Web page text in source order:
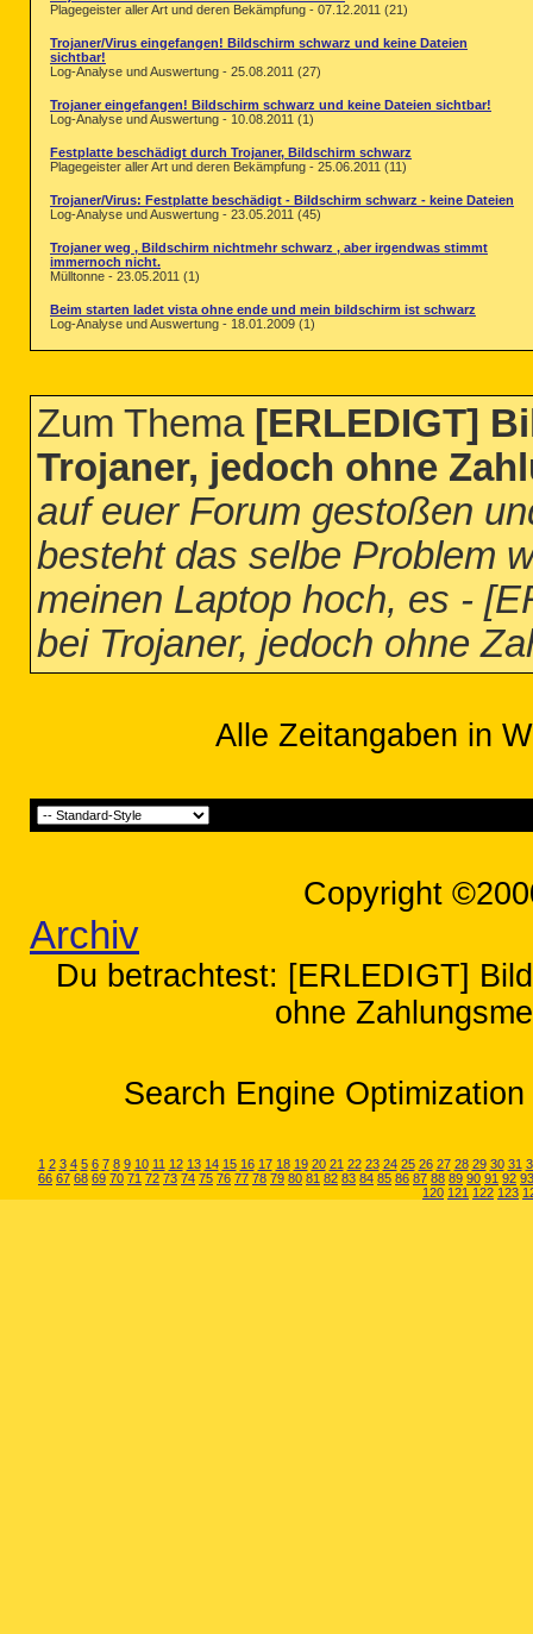
Plagegeister aller Art und deren Bekämpfung - 07.12.2011 (21)
Trojaner/Virus eingefangen! Bildschirm schwarz und keine Dateien
sichtbar!
Log-Analyse und Auswertung - 25.08.2011 (27)
Trojaner eingefangen! Bildschirm schwarz und keine Dateien sichtbar!
Log-Analyse und Auswertung - 10.08.2011 (1)
Festplatte beschädigt durch Trojaner, Bildschirm schwarz
Plagegeister aller Art und deren Bekämpfung - 25.06.2011 (11)
Trojaner/Virus: Festplatte beschädigt - Bildschirm schwarz - keine Dateien
Log-Analyse und Auswertung - 23.05.2011 (45)
Trojaner weg , Bildschirm nichtmehr schwarz , aber irgendwas stimmt
immernoch nicht.
Mülltonne - 23.05.2011 (1)
Beim starten ladet vista ohne ende und mein bildschirm ist schwarz
Log-Analyse und Auswertung - 18.01.2009 (1)
Zum Thema [ERLEDIGT]
Trojaner, jedoch ohne
auf euer Forum gestoßen
besteht das selbe Problem
meinen Laptop hoch, es -
bei Trojaner, jedoch ohne
Alle Zeitangaben in
Copyright
Archiv
Du betrachtest: [ERLEDIGT]
ohne
Search Engine
1 2 3 4 5 6 7 8 9 10 11 12 13 14 15 16 17 18 19 20 21 22 23 24 25 26 27 28 29 30 31
66 67 68 69 70 71 72 73 74 75 76 77 78 79 80 81 82 83 84 85 86 87 88 89 90 91 92 93
120 121 122 123